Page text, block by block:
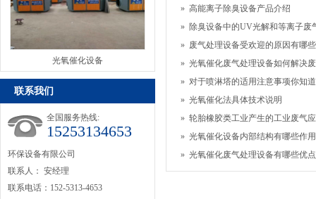
光氧催化设备
联系我们
全国服务热线:
15253134653
环保设备有限公司
联系人： 安经理
联系电话：152-5313-4653
» 高能离子除臭设备产品介绍
» 除臭设备中的UV光解和等离子废
» 废气处理设备受欢迎的原因有哪些
» 光氧催化废气处理设备如何解决
» 对于喷淋塔的适用注意事项你知
» 光氧催化法具体技术说明
» 轮胎橡胶类工业产生的工业废气
» 光氧催化设备内部结构有哪些作
» 光氧催化废气处理设备有哪些优